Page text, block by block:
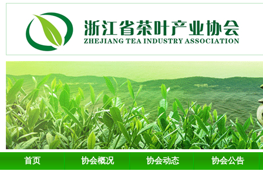
首页 协会概况 协会动态 协会公告